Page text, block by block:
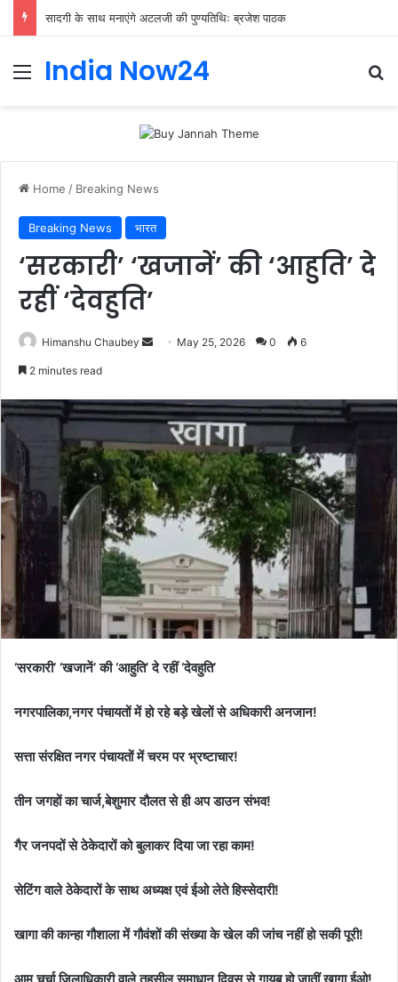
सादगी के साथ मनाएंगे अटलजी की पुण्यतिथिः ब्रजेश पाठक
India Now24
Home / Breaking News
Breaking News भारत
‘सरकारी’ ‘खजानें’ की ‘आहुति’ दे
रहीं ‘देवहुति’
Himanshu Chaubey May 25, 2026 0 6
2 minutes read
‘सरकारी’ ‘खजानें’ की ‘आहुति’ दे रहीं ‘देवहुति’
नगरपालिका,नगर पंचायतों में हो रहे बड़े खेलों से अधिकारी अनजान!
सत्ता संरक्षित नगर पंचायतों में चरम पर भ्रष्टाचार!
तीन जगहों का चार्ज,बेशुमार दौलत से ही अप डाउन संभव!
गैर जनपदों से ठेकेदारों को बुलाकर दिया जा रहा काम!
सेटिंग वाले ठेकेदारों के साथ अध्यक्ष एवं ईओ लेते हिस्सेदारी!
खागा की कान्हा गौशाला में गौवंशों की संख्या के खेल की जांच नहीं हो सकी पूरी!
आम चर्चा जिलाधिकारी वाले तहसील समाधान दिवस से गायब हो जातीं खागा ईओ!